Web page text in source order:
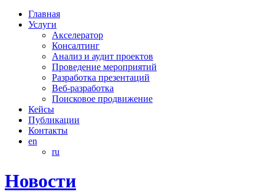
Главная
Услуги
Акселератор
Консалтинг
Анализ и аудит проектов
Проведение мероприятий
Разработка презентаций
Веб-разработка
Поисковое продвижение
Кейсы
Публикации
Контакты
en
ru
Новости